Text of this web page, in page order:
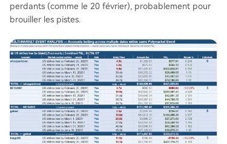
perdants (comme le 20 février), probablement pour
brouiller les pistes.